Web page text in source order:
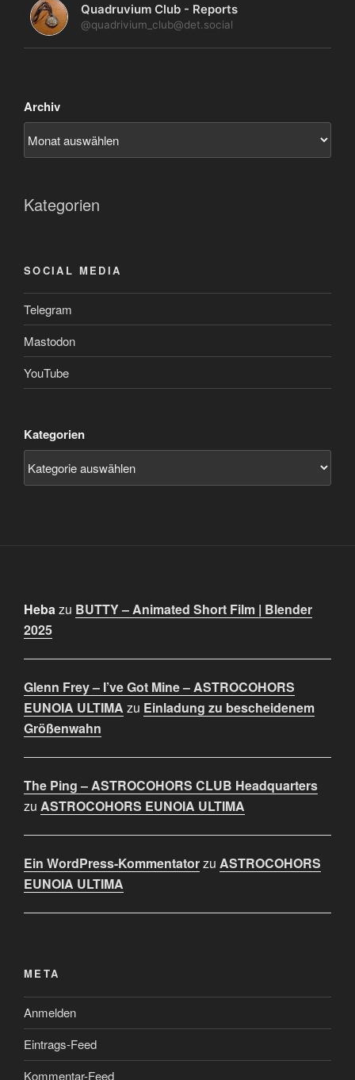
Quadruvium Club - Reports
@quadrivium_club@det.social
Archiv
Kategorien
SOCIAL MEDIA
Telegram
Mastodon
YouTube
Kategorien
Hebazu BUTTY – Animated Short Film | Blender
2025
Glenn Frey – I’ve Got Mine – ASTROCOHORS
EUNOIA ULTIMA zu Einladung zu bescheidenem
Größenwahn
The Ping – ASTROCOHORS CLUB Headquarters
zu ASTROCOHORS EUNOIA ULTIMA
Ein WordPress-Kommentatorzu ASTROCOHORS
EUNOIA ULTIMA
META
Anmelden
Eintrags-Feed
Kommentar-Feed